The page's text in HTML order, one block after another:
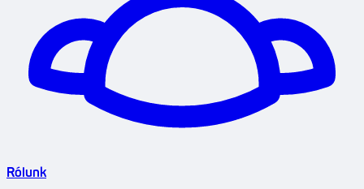
Rólunk